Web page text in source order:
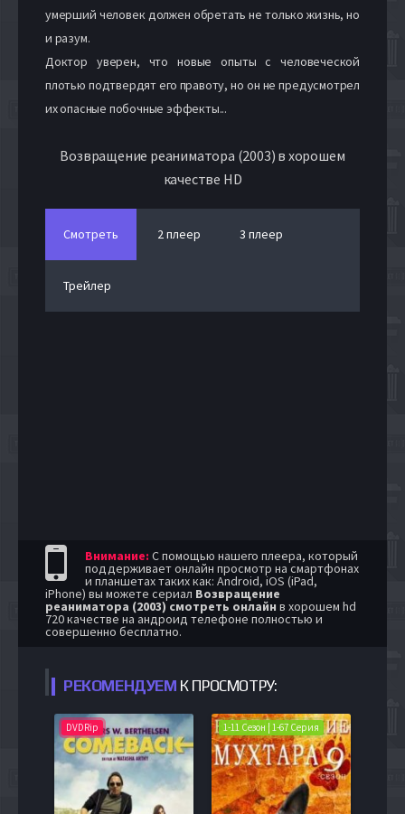
умерший человек должен обретать не только жизнь, но
и разум.
Доктор уверен, что новые опыты с человеческой
плотью подтвердят его правоту, но он не предусмотрел
их опасные побочные эффекты...
Возвращение реаниматора (2003) в хорошем
качестве HD
Смотреть 2 плеер 3 плеер
Трейлер
Внимание: С помощью нашего плеера, который
поддерживает онлайн просмотр на смартфонах
и планшетах таких как: Android, iOS (iPad,
iPhone) вы можете сериал Возвращение
реаниматора (2003) смотреть онлайн в хорошем hd
720 качестве на андроид телефоне полностью и
совершенно бесплатно.
РЕКОМЕНДУЕМ К ПРОСМОТРУ:
DVDRip 1-11 Сезон | 1-67 Серия